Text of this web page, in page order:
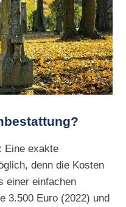
Eine exakte
denn die Kosten
einer einfachen
3.500 Euro (2022) und